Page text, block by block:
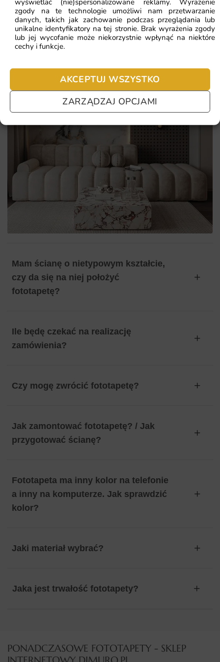
zgody na te technologie umożliwi nam przetwarzanie
danych, takich jak zachowanie podczas przeglądania lub
unikalne identyfikatory na tej stronie. Brak wyrażenia zgody
lub jej wycofanie może niekorzystnie wpłynąć na niektóre
cechy i funkcje.
AKCEPTUJ WSZYSTKO
ZARZĄDZAJ OPCJAMI
Pasuje do wnętrz w stylu kolonialnym i etno
Fotorealistyczny detal — wygląda jak zdjęcie z plenerów
Mam ścianę o nietypowym kształcie,
czy da się na niej położyć
fototapetę?
Ile będę czekać na realizację
zamówienia?
Czy mogę zwrócić fototapetę?
Jak zamontować fototapetę? / Jak
przygotować ścianę?
Fototapeta ma inny kolor na telefonie
a inny na komputerze. Jak sprawdzić
kolor?
Jaki materiał wybrać?
Jaka jest trwałość fototapety?
PONADCZASOWE FOTOTAPETY - SKLEP